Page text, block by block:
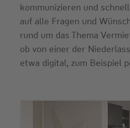
kommunizieren und
auf alle Fragen und
rund um das Thema
ob von einer der
etwa digital, zum Beispiel